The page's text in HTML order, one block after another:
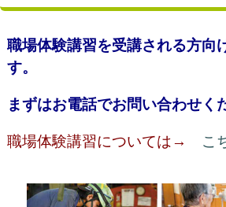
職場体験講習を受講される方向
す。
まずはお電話でお問い合わせく
職場体験講習については→ こ